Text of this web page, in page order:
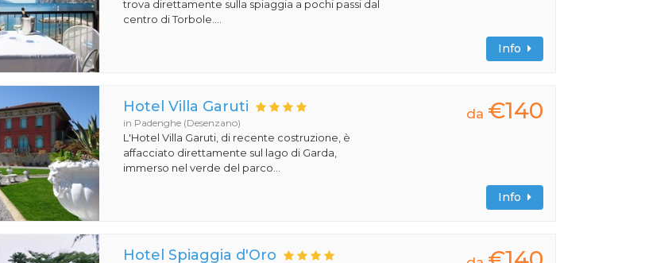
trova direttamente sulla spiaggia a pochi passi dal
centro di Torbole....
Info
Hotel Villa Garuti
in Padenghe (Desenzano)
L'Hotel Villa Garuti, di recente costruzione, è
affacciato direttamente sul lago di Garda,
immerso nel verde del parco...
da €140
Info
Hotel Spiaggia d'Oro